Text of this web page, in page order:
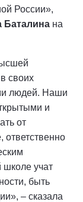
России»,
Баталина на
своих
людей. Наши
и
от
ответственно
учат
быть
– сказала